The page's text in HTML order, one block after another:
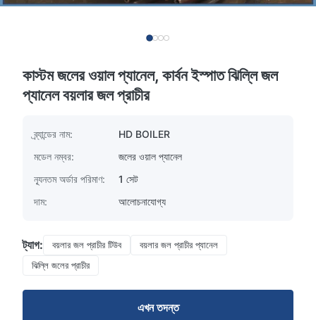
কাস্টম জলের ওয়াল প্যানেল, কার্বন ইস্পাত ঝিল্লি জল
প্যানেল বয়লার জল প্রাচীর
ব্র্যান্ডের নাম:
HD BOILER
মডেল নম্বর:
জলের ওয়াল প্যানেল
ন্যূনতম অর্ডার পরিমাণ:
1 সেট
দাম:
আলোচনাযোগ্য
ট্যাগ: বয়লার জল প্রাচীর টিউব
বয়লার জল প্রাচীর প্যানেল
ঝিল্লি জলের প্রাচীর
এখন তদন্ত